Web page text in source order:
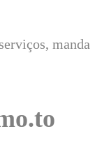
manda